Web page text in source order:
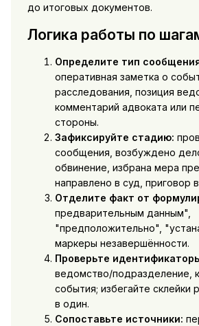
до итоговых документов.
Логика работы по
Определите тип
оперативная заметка о
расследования, позиция
комментарий адвоката или
стороны.
Зафиксируйте стадию:
сообщения, возбуждено
обвинение, избрана мера
направлено в суд, приговор
Отделите факт от
предварительным данным",
"предположительно",
маркеры незавершённости.
Проверьте
ведомство/подразделение,
события; избегайте склейки
в один.
Сопоставьте источники: